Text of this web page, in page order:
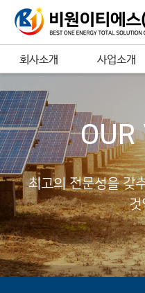
회사소개 사업소개
OUR
최고의 전문성을 갖
것